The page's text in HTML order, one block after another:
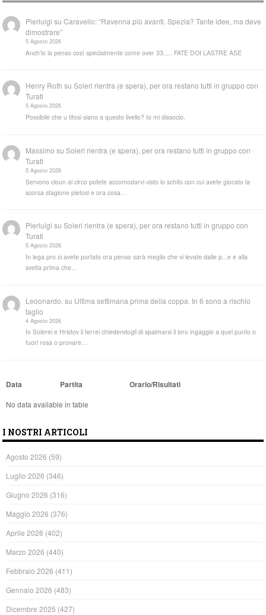
Pierluigi suCaravello: “Ravenna più avanti. Spezia? Tante idee, ma deve
dimostrare”
5 Agosto 2026
Anch'io la penso così specialmente come over 33..... FATE DOI LASTRE ASE
Henry Roth suSoleri rientra (e spera), per ora restano tutti in gruppo con
Turati
5 Agosto 2026
Possibile che u tifosi siano a questo livello? Io mi dissocio.
Massimo suSoleri rientra (e spera), per ora restano tutti in gruppo con
Turati
5 Agosto 2026
Servono cloun al circo potete accomodarvi visto lo schifo con cui avete giocato la
scorsa stagione pietosi e ora cosa…
Pierluigi suSoleri rientra (e spera), per ora restano tutti in gruppo con
Turati
5 Agosto 2026
In lega pro ci avete portato ora penso sarà meglio che vi levate dalle p...e e alla
svelta prima che…
Leoonardo. su Ultima settimana prima della coppa. In 6 sono a rischio
taglio
4 Agosto 2026
Io Solerei e Hristov li terrei chiedendogli di spalmarsi il loro ingaggio a quel punto o
fuori rosa o provare…
Data Partita Orario/Risultati
No data available in table
I NOSTRI ARTICOLI
Agosto 2026 (59)
Luglio 2026 (346)
Giugno 2026 (316)
Maggio 2026 (376)
Aprile 2026 (402)
Marzo 2026 (440)
Febbraio 2026 (411)
Gennaio 2026 (483)
Dicembre 2025 (427)